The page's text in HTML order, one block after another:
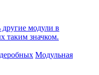
модули в
таким значком.
Модульная